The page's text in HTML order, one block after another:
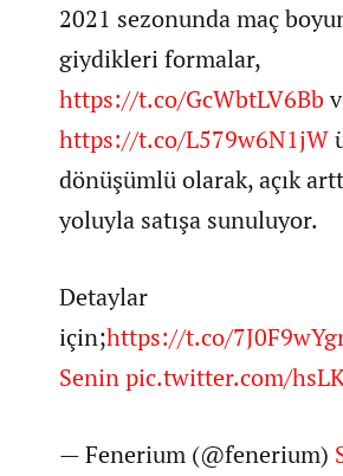
2021 sezonunda maç
giydikleri formalar,
https://t.co/GcWbtLV6Bb
https://t.co/L579w6N1jW
dönüşümlü olarak, açık
yoluyla satışa sunuluyor.
Detaylar
için;https://t.co/
Seninpic.twitter.com/
— Fenerium (@fenerium)